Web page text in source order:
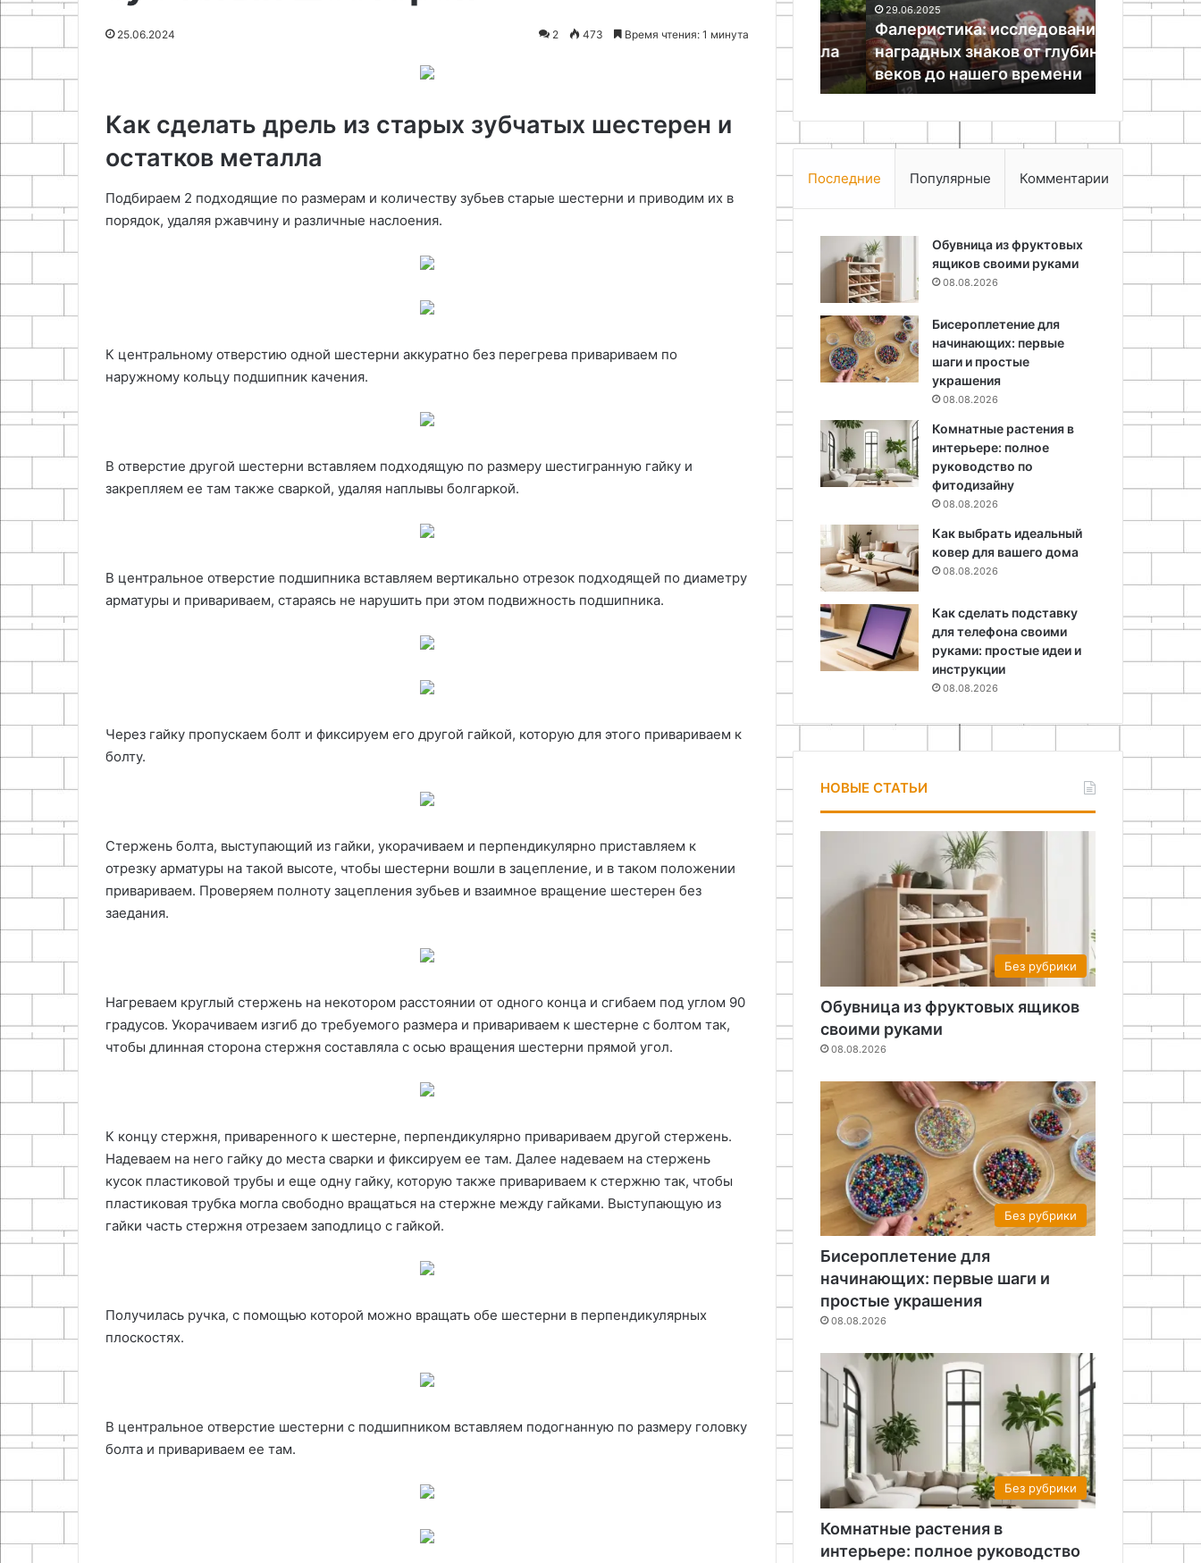
25.06.2024 2 473 Время чтения: 1 минута
Как сделать дрель из старых зубчатых шестерен и
остатков металла
Подбираем 2 подходящие по размерам и количеству зубьев старые шестерни и приводим их в
порядок, удаляя ржавчину и различные наслоения.
К центральному отверстию одной шестерни аккуратно без перегрева привариваем по
наружному кольцу подшипник качения.
В отверстие другой шестерни вставляем подходящую по размеру шестигранную гайку и
закрепляем ее там также сваркой, удаляя наплывы болгаркой.
В центральное отверстие подшипника вставляем вертикально отрезок подходящей по диаметру
арматуры и привариваем, стараясь не нарушить при этом подвижность подшипника.
Через гайку пропускаем болт и фиксируем его другой гайкой, которую для этого привариваем к
болту.
Стержень болта, выступающий из гайки, укорачиваем и перпендикулярно приставляем к
отрезку арматуры на такой высоте, чтобы шестерни вошли в зацепление, и в таком положении
привариваем. Проверяем полноту зацепления зубьев и взаимное вращение шестерен без
заедания.
Нагреваем круглый стержень на некотором расстоянии от одного конца и сгибаем под углом 90
градусов. Укорачиваем изгиб до требуемого размера и привариваем к шестерне с болтом так,
чтобы длинная сторона стержня составляла с осью вращения шестерни прямой угол.
К концу стержня, приваренного к шестерне, перпендикулярно привариваем другой стержень.
Надеваем на него гайку до места сварки и фиксируем ее там. Далее надеваем на стержень
кусок пластиковой трубы и еще одну гайку, которую также привариваем к стержню так, чтобы
пластиковая трубка могла свободно вращаться на стержне между гайками. Выступающую из
гайки часть стержня отрезаем заподлицо с гайкой.
Получилась ручка, с помощью которой можно вращать обе шестерни в перпендикулярных
плоскостях.
В центральное отверстие шестерни с подшипником вставляем подогнанную по размеру головку
болта и привариваем ее там.
05.05.2026
Инженерные решения для
зимнего содержания дорог на
25.05.2026
Самодельная кладка мангала
веков
до
нашего
времени
29.06.2025
Фалеристика: исследования
наградных знаков от глубины
веков до нашего времени
Как
лампочке
Последние Популярные Комментарии
Обувница из фруктовых
ящиков своими руками
08.08.2026
Бисероплетение для
начинающих: первые
шаги и простые
украшения
08.08.2026
Комнатные растения в
интерьере: полное
руководство по
фитодизайну
08.08.2026
Как выбрать идеальный
ковер для вашего дома
08.08.2026
Как сделать подставку
для телефона своими
руками: простые идеи и
инструкции
08.08.2026
НОВЫЕ СТАТЬИ
Без рубрики
Обувница из фруктовых ящиков
своими руками
08.08.2026
Без рубрики
Бисероплетение для
начинающих: первые шаги и
простые украшения
08.08.2026
Без рубрики
Комнатные растения в
интерьере: полное руководство